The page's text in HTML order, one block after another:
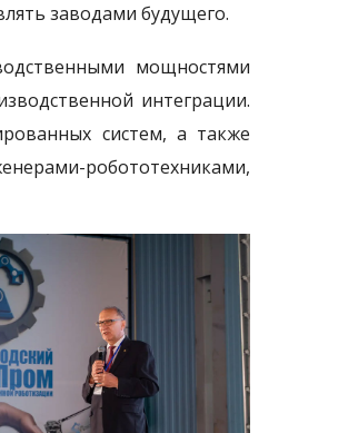
заводами будущего.
мощностями
интеграции.
систем, а также
робототехниками,